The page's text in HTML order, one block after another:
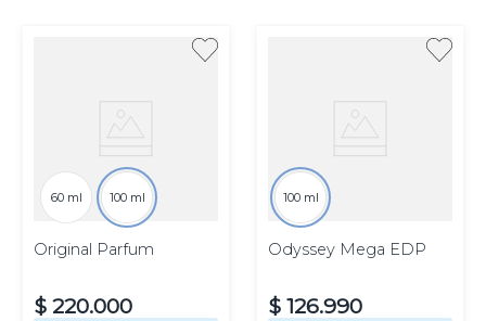
60 ml 100 ml
Original Parfum
$ 220.000
100 ml
Odyssey Mega EDP
$ 126.990